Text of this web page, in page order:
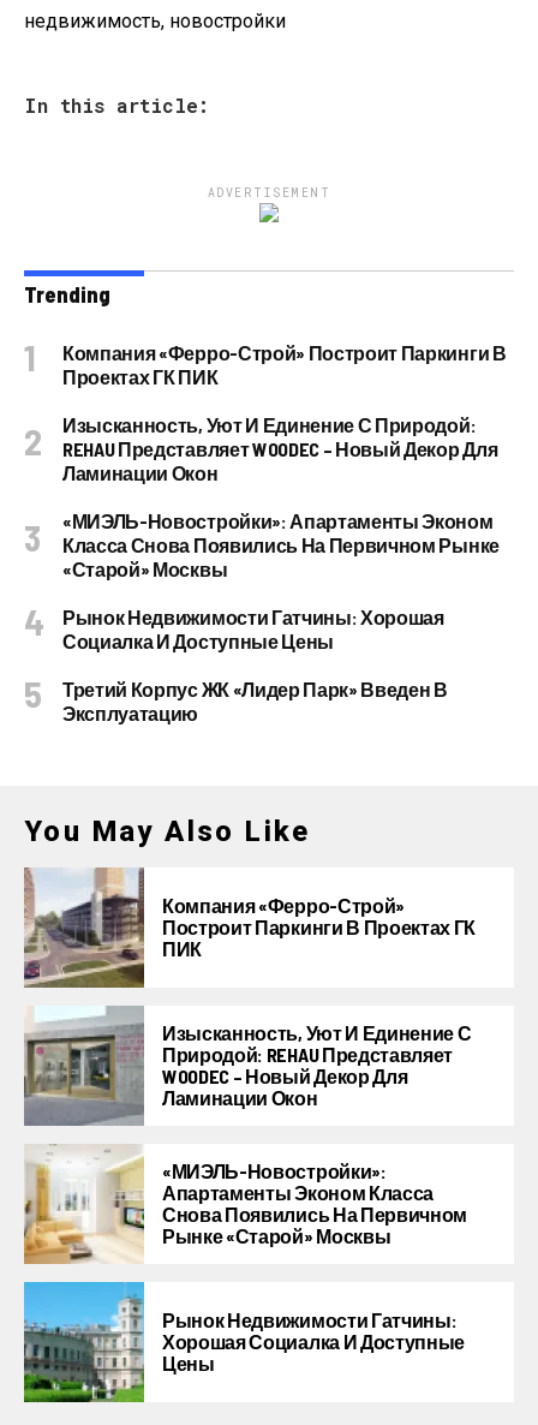
недвижимость, новостройки
In this article:
ADVERTISEMENT
Trending
Компания «Ферро-Строй» Построит Паркинги В
Проектах ГК ПИК
Изысканность, Уют И Единение С Природой:
REHAU Представляет WOODEC – Новый Декор Для
Ламинации Окон
«МИЭЛЬ-Новостройки»: Апартаменты Эконом
Класса Снова Появились На Первичном Рынке
«старой» Москвы
Рынок Недвижимости Гатчины: Хорошая
Социалка И Доступные Цены
Третий Корпус ЖК «Лидер Парк» Введен В
Эксплуатацию
You May Also Like
Компания «Ферро-Строй»
Построит Паркинги В Проектах ГК
ПИК
Изысканность, Уют И Единение С
Природой: REHAU Представляет
WOODEC – Новый Декор Для
Ламинации Окон
«МИЭЛЬ-Новостройки»:
Апартаменты Эконом Класса
Снова Появились На Первичном
Рынке «старой» Москвы
Рынок Недвижимости Гатчины:
Хорошая Социалка И Доступные
Цены